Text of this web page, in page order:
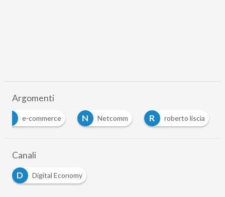
Argomenti
e-commerce N Netcomm R roberto liscia
Canali
D
Digital Economy